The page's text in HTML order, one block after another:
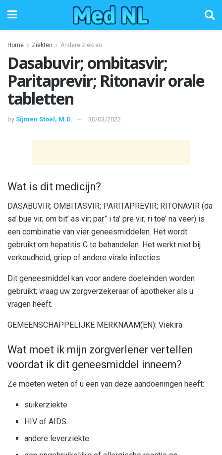
Home Ziekten Andere ziekten
Dasabuvir; ombitasvir;
Paritaprevir; Ritonavir orale
tabletten
by Sijmen Stoel, M.D. 30/03/2022
Wat is dit medicijn?
DASABUVIR; OMBITASVIR; PARITAPREVIR; RITONAVIR (da
sa’ bue vir; om bit’ as vir; par” i ta’ pre vir; ri toe’ na veer) is
een combinatie van vier geneesmiddelen. Het wordt
gebruikt om hepatitis C te behandelen. Het werkt niet bij
verkoudheid, griep of andere virale infecties.
Dit geneesmiddel kan voor andere doeleinden worden
gebruikt; vraag uw zorgverzekeraar of apotheker als u
vragen heeft.
GEMEENSCHAPPELIJKE MERKNAAM(EN): Viekira
Wat moet ik mijn zorgverlener vertellen
voordat ik dit geneesmiddel inneem?
Ze moeten weten of u een van deze aandoeningen heeft:
suikerziekte
HIV of AIDS
andere leverziekte